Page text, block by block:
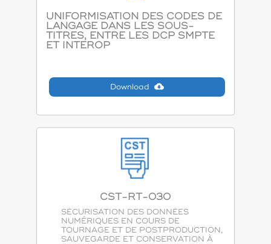
UNIFORMISATION DES CODES DE
LANGAGE DANS LES SOUS-
TITRES, ENTRE LES DCP SMPTE
ET INTEROP
Download
CST-RT-030
SÉCURISATION DES DONNÉES
NUMÉRIQUES EN COURS DE
TOURNAGE ET DE POSTPRODUCTION,
SAUVEGARDE ET CONSERVATION À